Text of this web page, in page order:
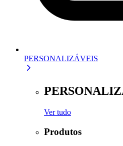
PERSONALIZÁVEIS
Ver tudo
Produtos